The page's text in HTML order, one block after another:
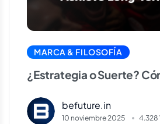
MARCA & FILOSOFÍA
¿Estrategia o Suerte?
ganancias a largo plazo
befuture.in
10 noviembre 2025 4.328